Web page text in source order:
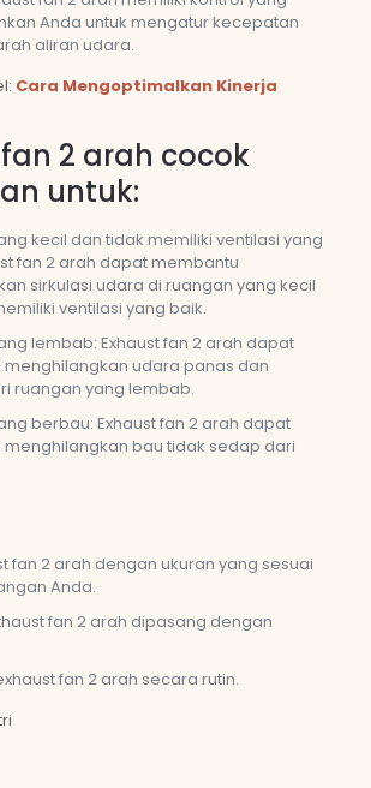
Anda untuk mengatur kecepatan
aliran udara.
Cara Mengoptimalkan Kinerja
2 arah cocok
untuk:
kecil dan tidak memiliki ventilasi yang
fan 2 arah dapat membantu
sirkulasi udara di ruangan yang kecil
ventilasi yang baik.
lembab: Exhaust fan 2 arah dapat
udara panas dan
ruangan yang lembab.
berbau: Exhaust fan 2 arah dapat
bau tidak sedap dari
fan 2 arah dengan ukuran yang sesuai
Anda.
fan 2 arah dipasang dengan
fan 2 arah secara rutin.